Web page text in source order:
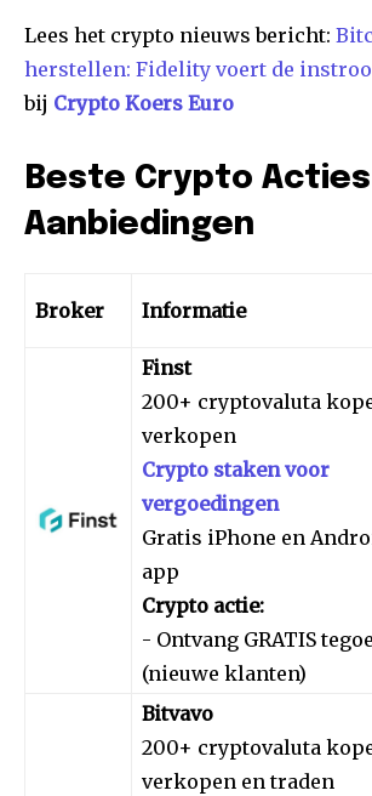
Lees het crypto nieuws bericht:
herstellen: Fidelity voert de
bij Crypto Koers Euro
Beste Crypto
Aanbiedingen
Broker Informatie
Finst
200+ cryptovaluta
verkopen
Crypto staken voor
vergoedingen
Gratis iPhone en
app
Crypto actie:
- Ontvang GRATIS
(nieuwe klanten)
Bitvavo
200+ cryptovaluta
verkopen en traden